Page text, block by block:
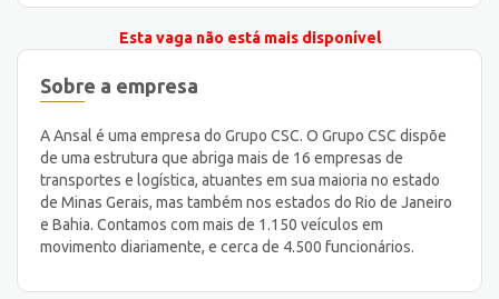
Esta vaga não está mais disponível
Sobre a empresa
A Ansal é uma empresa do Grupo CSC. O Grupo CSC dispõe
de uma estrutura que abriga mais de 16 empresas de
transportes e logística, atuantes em sua maioria no estado
de Minas Gerais, mas também nos estados do Rio de Janeiro
e Bahia. Contamos com mais de 1.150 veículos em
movimento diariamente, e cerca de 4.500 funcionários.